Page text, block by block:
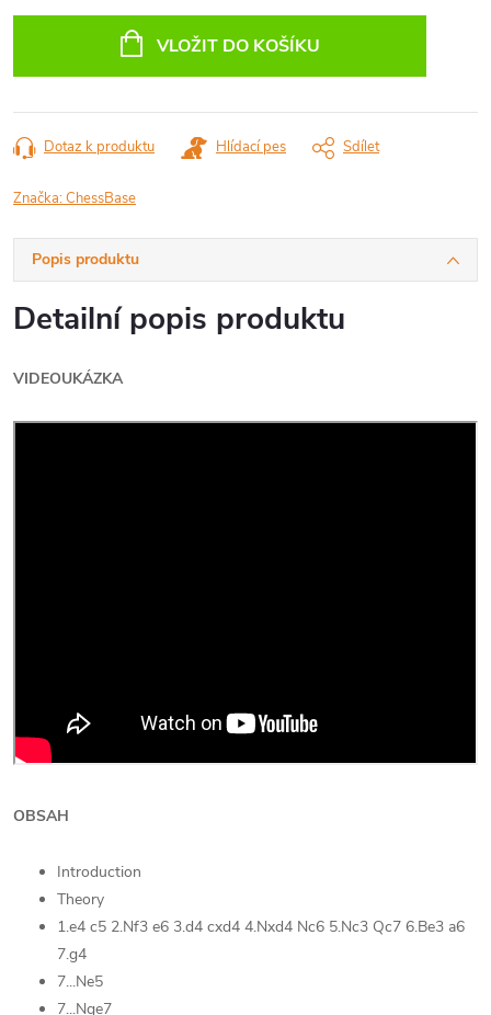
VLOŽIT DO KOŠÍKU
Dotaz k produktu Hlídací pes Sdílet
Značka:ChessBase
Popis produktu
Detailní popis produktu
VIDEOUKÁZKA
OBSAH
Introduction
Theory
1.e4 c5 2.Nf3 e6 3.d4 cxd4 4.Nxd4 Nc6 5.Nc3 Qc7 6.Be3 a6
7.g4
7...Ne5
7...Nge7